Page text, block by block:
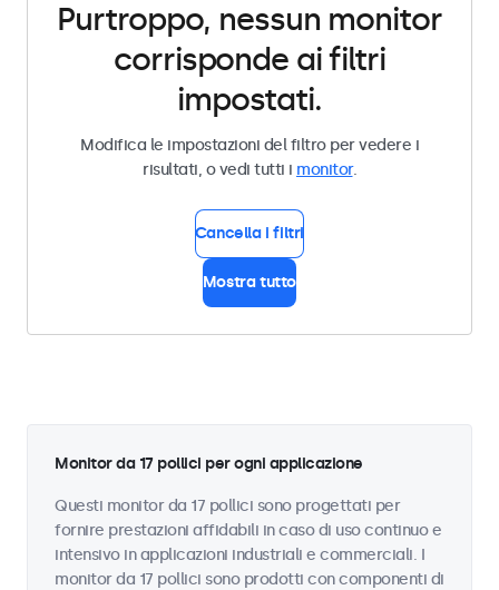
Purtroppo, nessun monitor
corrisponde ai filtri
impostati.
Modifica le impostazioni del filtro per vedere i
risultati, o vedi tutti i monitor.
Cancella i filtri
Mostra tutto
Monitor da 17 pollici per ogni applicazione
Questi monitor da 17 pollici sono progettati per
fornire prestazioni affidabili in caso di uso continuo e
intensivo in applicazioni industriali e commerciali. I
monitor da 17 pollici sono prodotti con componenti di